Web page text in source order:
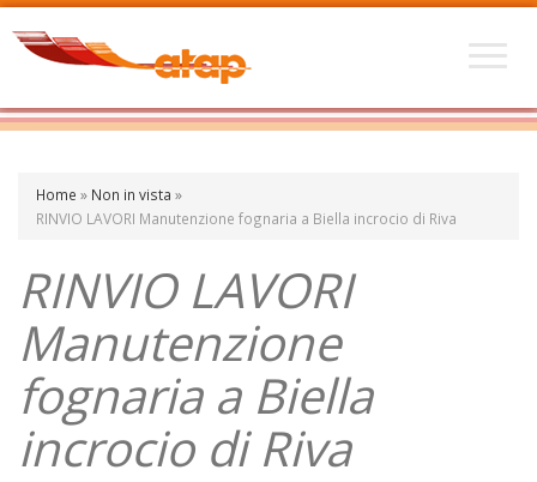
Home » Non in vista »
RINVIO LAVORI Manutenzione fognaria a Biella incrocio di Riva
RINVIO LAVORI
Manutenzione
fognaria a Biella
incrocio di Riva